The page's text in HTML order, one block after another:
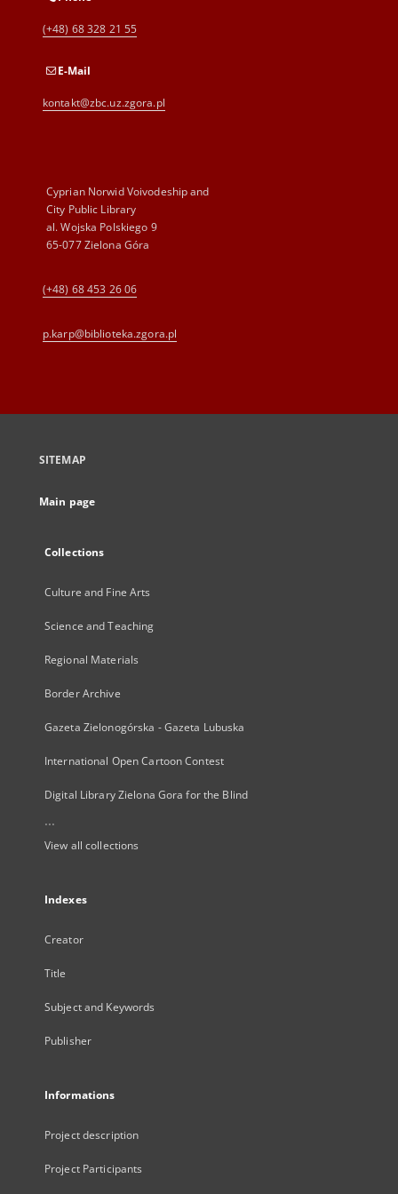
(+48) 68 328 21 55
E-Mail
kontakt@zbc.uz.zgora.pl
Cyprian Norwid Voivodeship and
City Public Library
al. Wojska Polskiego 9
65-077 Zielona Góra
(+48) 68 453 26 06
p.karp@biblioteka.zgora.pl
SITEMAP
Main page
Collections
Culture and Fine Arts
Science and Teaching
Regional Materials
Border Archive
Gazeta Zielonogórska - Gazeta Lubuska
International Open Cartoon Contest
Digital Library Zielona Gora for the Blind
...
View all collections
Indexes
Creator
Title
Subject and Keywords
Publisher
Informations
Project description
Project Participants